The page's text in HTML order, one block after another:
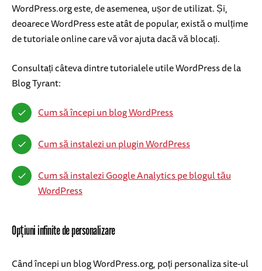
WordPress.org este, de asemenea, ușor de utilizat. Și,
deoarece WordPress este atât de popular, există o mulțime
de tutoriale online care vă vor ajuta dacă vă blocați.
Consultați câteva dintre tutorialele utile WordPress de la
Blog Tyrant:
Cum să începi un blog WordPress
Cum să instalezi un plugin WordPress
Cum să instalezi Google Analytics pe blogul tău
WordPress
Opțiuni infinite de personalizare
Când începi un blog WordPress.org, poți personaliza site-ul